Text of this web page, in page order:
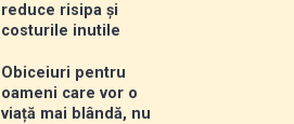
reduce risipa și
costurile inutile
Obiceiuri pentru
oameni care vor o
viață mai blândă, nu